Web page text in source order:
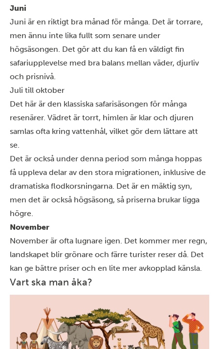
Juni
Juni är en riktigt bra månad för många. Det är torrare,
men ännu inte lika fullt som senare under
högsäsongen. Det gör att du kan få en väldigt fin
safariupplevelse med bra balans mellan väder, djurliv
och prisnivå.
Juli till oktober
Det här är den klassiska safarisäsongen för många
resenärer. Vädret är torrt, himlen är klar och djuren
samlas ofta kring vattenhål, vilket gör dem lättare att
se.
Det är också under denna period som många hoppas
få uppleva delar av den stora migrationen, inklusive de
dramatiska flodkorsningarna. Det är en mäktig syn,
men det är också högsäsong, så priserna brukar ligga
högre.
November
November är ofta lugnare igen. Det kommer mer regn,
landskapet blir grönare och färre turister reser då. Det
kan ge bättre priser och en lite mer avkopplad känsla.
Vart ska man åka?